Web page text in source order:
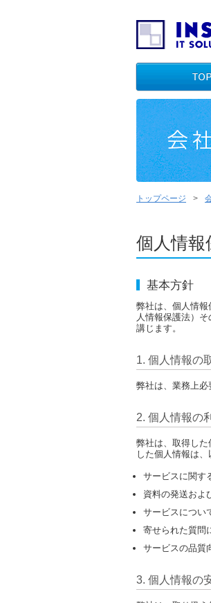
トップページ
個人情報
基本方針
弊社は、個人情
人情報保護法）
講じます。
1. 個人情報の
弊社は、業務上必
2. 個人情報の
弊社は、取得し
した個人情報は、
サービスに関す
資料の発送およ
サービスについ
寄せられた質問
サービスの品質
3. 個人情報の